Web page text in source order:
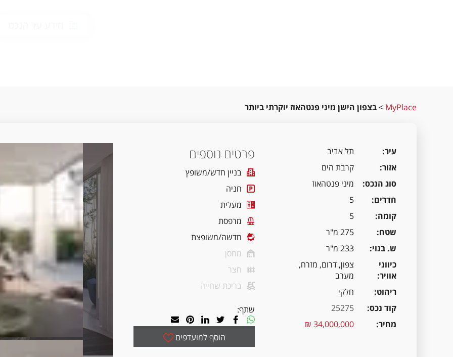
MyPlace
>בצפון הישן מיני פנטהאוז יוקרתי ביותר
עיר
תל אביב
אזור
קרבת הים
סוג הנכס
מיני פנטהאוז
חדרים
5
קומה
5
שטח
275 מ"ר
ש. בנוי
233 מ"ר
כיווני
אוויר
צפון, דרום, מזרח,
מערב
ריהוט
חלקי
קוד נכס
25275
מחיר
34,000,000 ₪
פרטים נוספים
בניין חדש/משופץ
חניה
מעלית
מרפסת
חדשה/משופצת
מחסן
חצר
בריכת שחייה
שתף:
הוסף למועדפים